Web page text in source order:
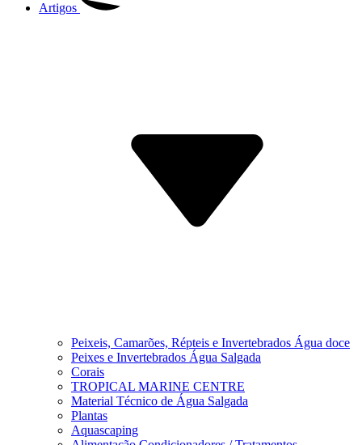
Artigos
Peixeis, Camarões, Répteis e Invertebrados Água doce
Peixes e Invertebrados Água Salgada
Corais
TROPICAL MARINE CENTRE
Material Técnico de Água Salgada
Plantas
Aquascaping